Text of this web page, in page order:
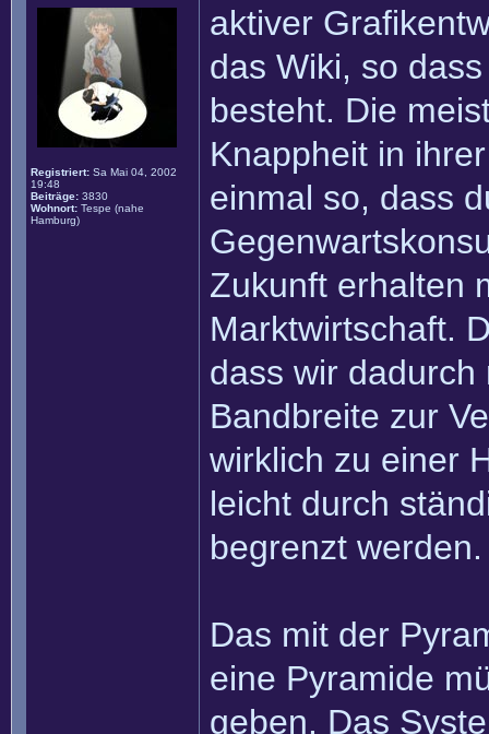
Registriert: Sa Mai 04, 2002
19:48
Beiträge: 3830
Wohnort: Tespe (nahe
Hamburg)
aktiver
das Wiki, so
besteht. Die
Knappheit in
einmal so, dass
Zukunft erhalten
Marktwirtschaft.
dass wir
Bandbreite zur
wirklich zu einer
leicht durch
begrenzt werden.
Das mit der
eine Pyramide
geben. Das